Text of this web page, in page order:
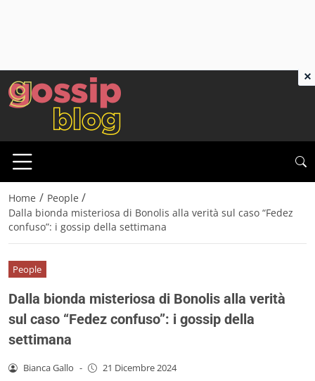
Home / People /
Dalla bionda misteriosa di Bonolis alla verità sul caso “Fedez
confuso”: i gossip della settimana
People
Dalla bionda misteriosa di Bonolis alla verità
sul caso “Fedez confuso”: i gossip della
settimana
Bianca Gallo - 21 Dicembre 2024
×